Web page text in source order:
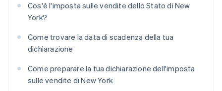
Cos'è l'imposta sulle vendite dello Stato di New
York?
Come trovare la data di scadenza della tua
dichiarazione
Come preparare la tua dichiarazione dell'imposta
sulle vendite di New York